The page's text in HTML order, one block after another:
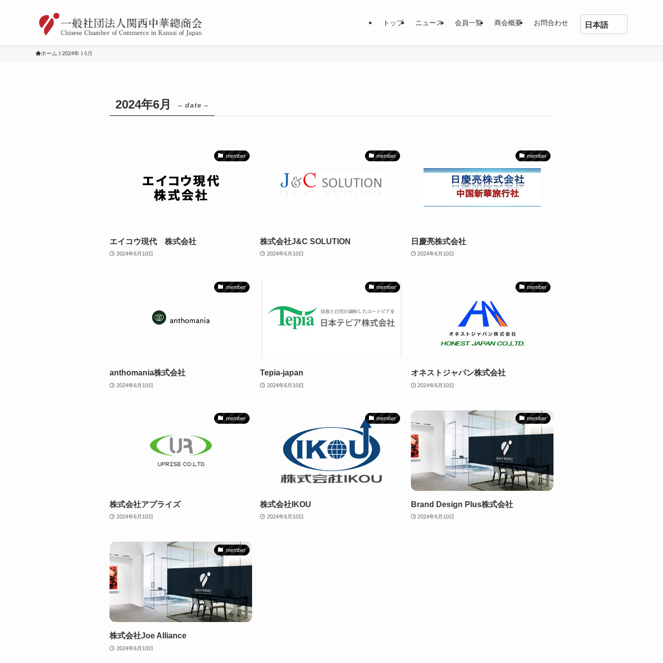
トップ ニュース 会員一覧 商会概要 お問合わせ
日本語
ホーム 2024年 6月
2024年6月 – date –
member
エイコウ現代 株式会社
2024年6月10日
member
株式会社J&C SOLUTION
2024年6月10日
member
日慶亮株式会社
2024年6月10日
member
anthomania株式会社
2024年6月10日
member
Tepia-japan
2024年6月10日
member
オネストジャパン株式会社
2024年6月10日
member
株式会社アプライズ
2024年6月10日
member
株式会社IKOU
2024年6月10日
member
Brand Design Plus株式会社
2024年6月10日
member
株式会社Joe Alliance
2024年6月10日